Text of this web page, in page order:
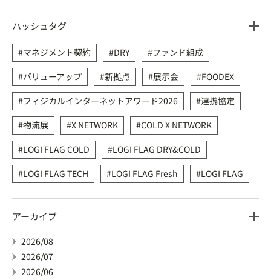
ハッシュタグ
マネジメント契約 DRY
ファンド組成
バリューアップ
新拠点 展示会
FOODEX
フィジカルインターネットアワード2026
連携協定
物流展
X NETWORK
COLD X NETWORK
LOGI FLAG COLD
LOGI FLAG DRY&COLD
LOGI FLAG TECH
LOGI FLAG Fresh LOGI FLAG
アーカイブ
2026/08
2026/07
2026/06